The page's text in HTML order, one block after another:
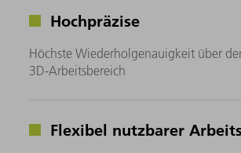
Hochpräzise
Höchste Wiederholgenauigkeit über
3D-Arbeitsbereich
Flexibel nutzbarer